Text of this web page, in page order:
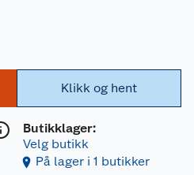
Klikk og hent
Butikklager:
Velg butikk
På lager i 1 butikker